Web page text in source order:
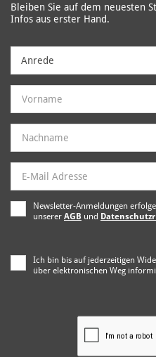
Bleiben Sie auf dem neuesten
Infos aus erster Hand.
Anrede
Newsletter-Anmeldungen
unserer AGB und
Ich bin bis auf jederzeitigen
über elektronischen Weg